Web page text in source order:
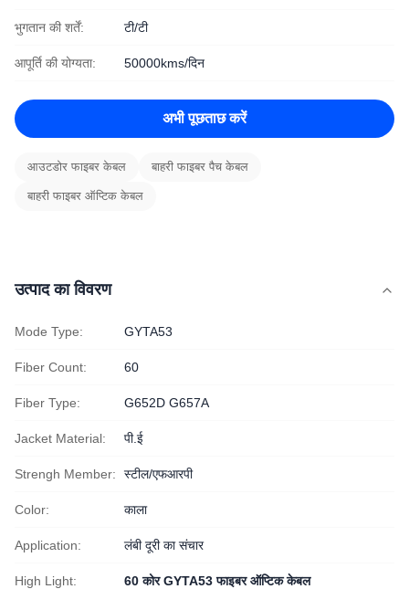
भुगतान की शर्तें: टी/टी
आपूर्ति की योग्यता: 50000kms/दिन
अभी पूछताछ करें
आउटडोर फाइबर केबल बाहरी फाइबर पैच केबल
बाहरी फाइबर ऑप्टिक केबल
उत्पाद का विवरण
Mode Type: GYTA53
Fiber Count: 60
Fiber Type: G652D G657A
Jacket Material: पी.ई
Strengh Member: स्टील/एफआरपी
Color: काला
Application: लंबी दूरी का संचार
High Light: 60 कोर GYTA53 फाइबर ऑप्टिक केबल